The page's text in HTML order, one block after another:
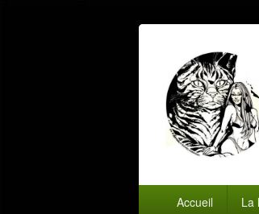
Accueil La